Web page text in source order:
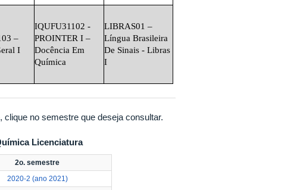
–
I
IQUFU31102 -
PROINTER I –
Docência Em
Química
LIBRAS01 –
Língua Brasileira
De Sinais - Libras
I
no semestre que deseja consultar.
Licenciatura
2o. semestre
2020-2 (ano 2021)